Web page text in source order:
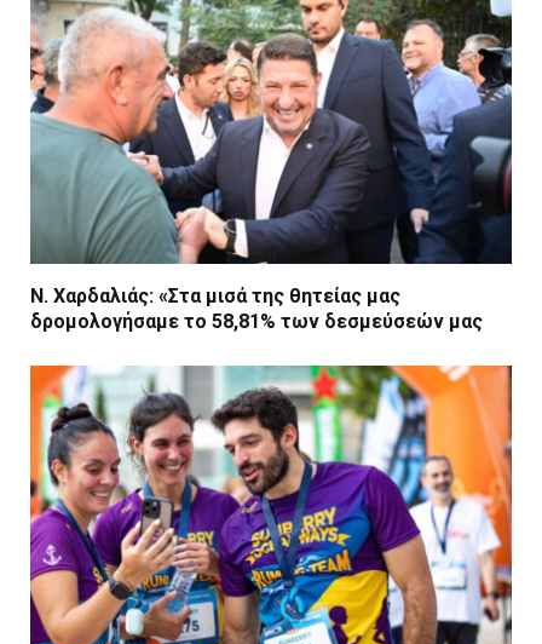
Ν. Χαρδαλιάς: «Στα μισά της θητείας μας
δρομολογήσαμε το 58,81% των δεσμεύσεών μας